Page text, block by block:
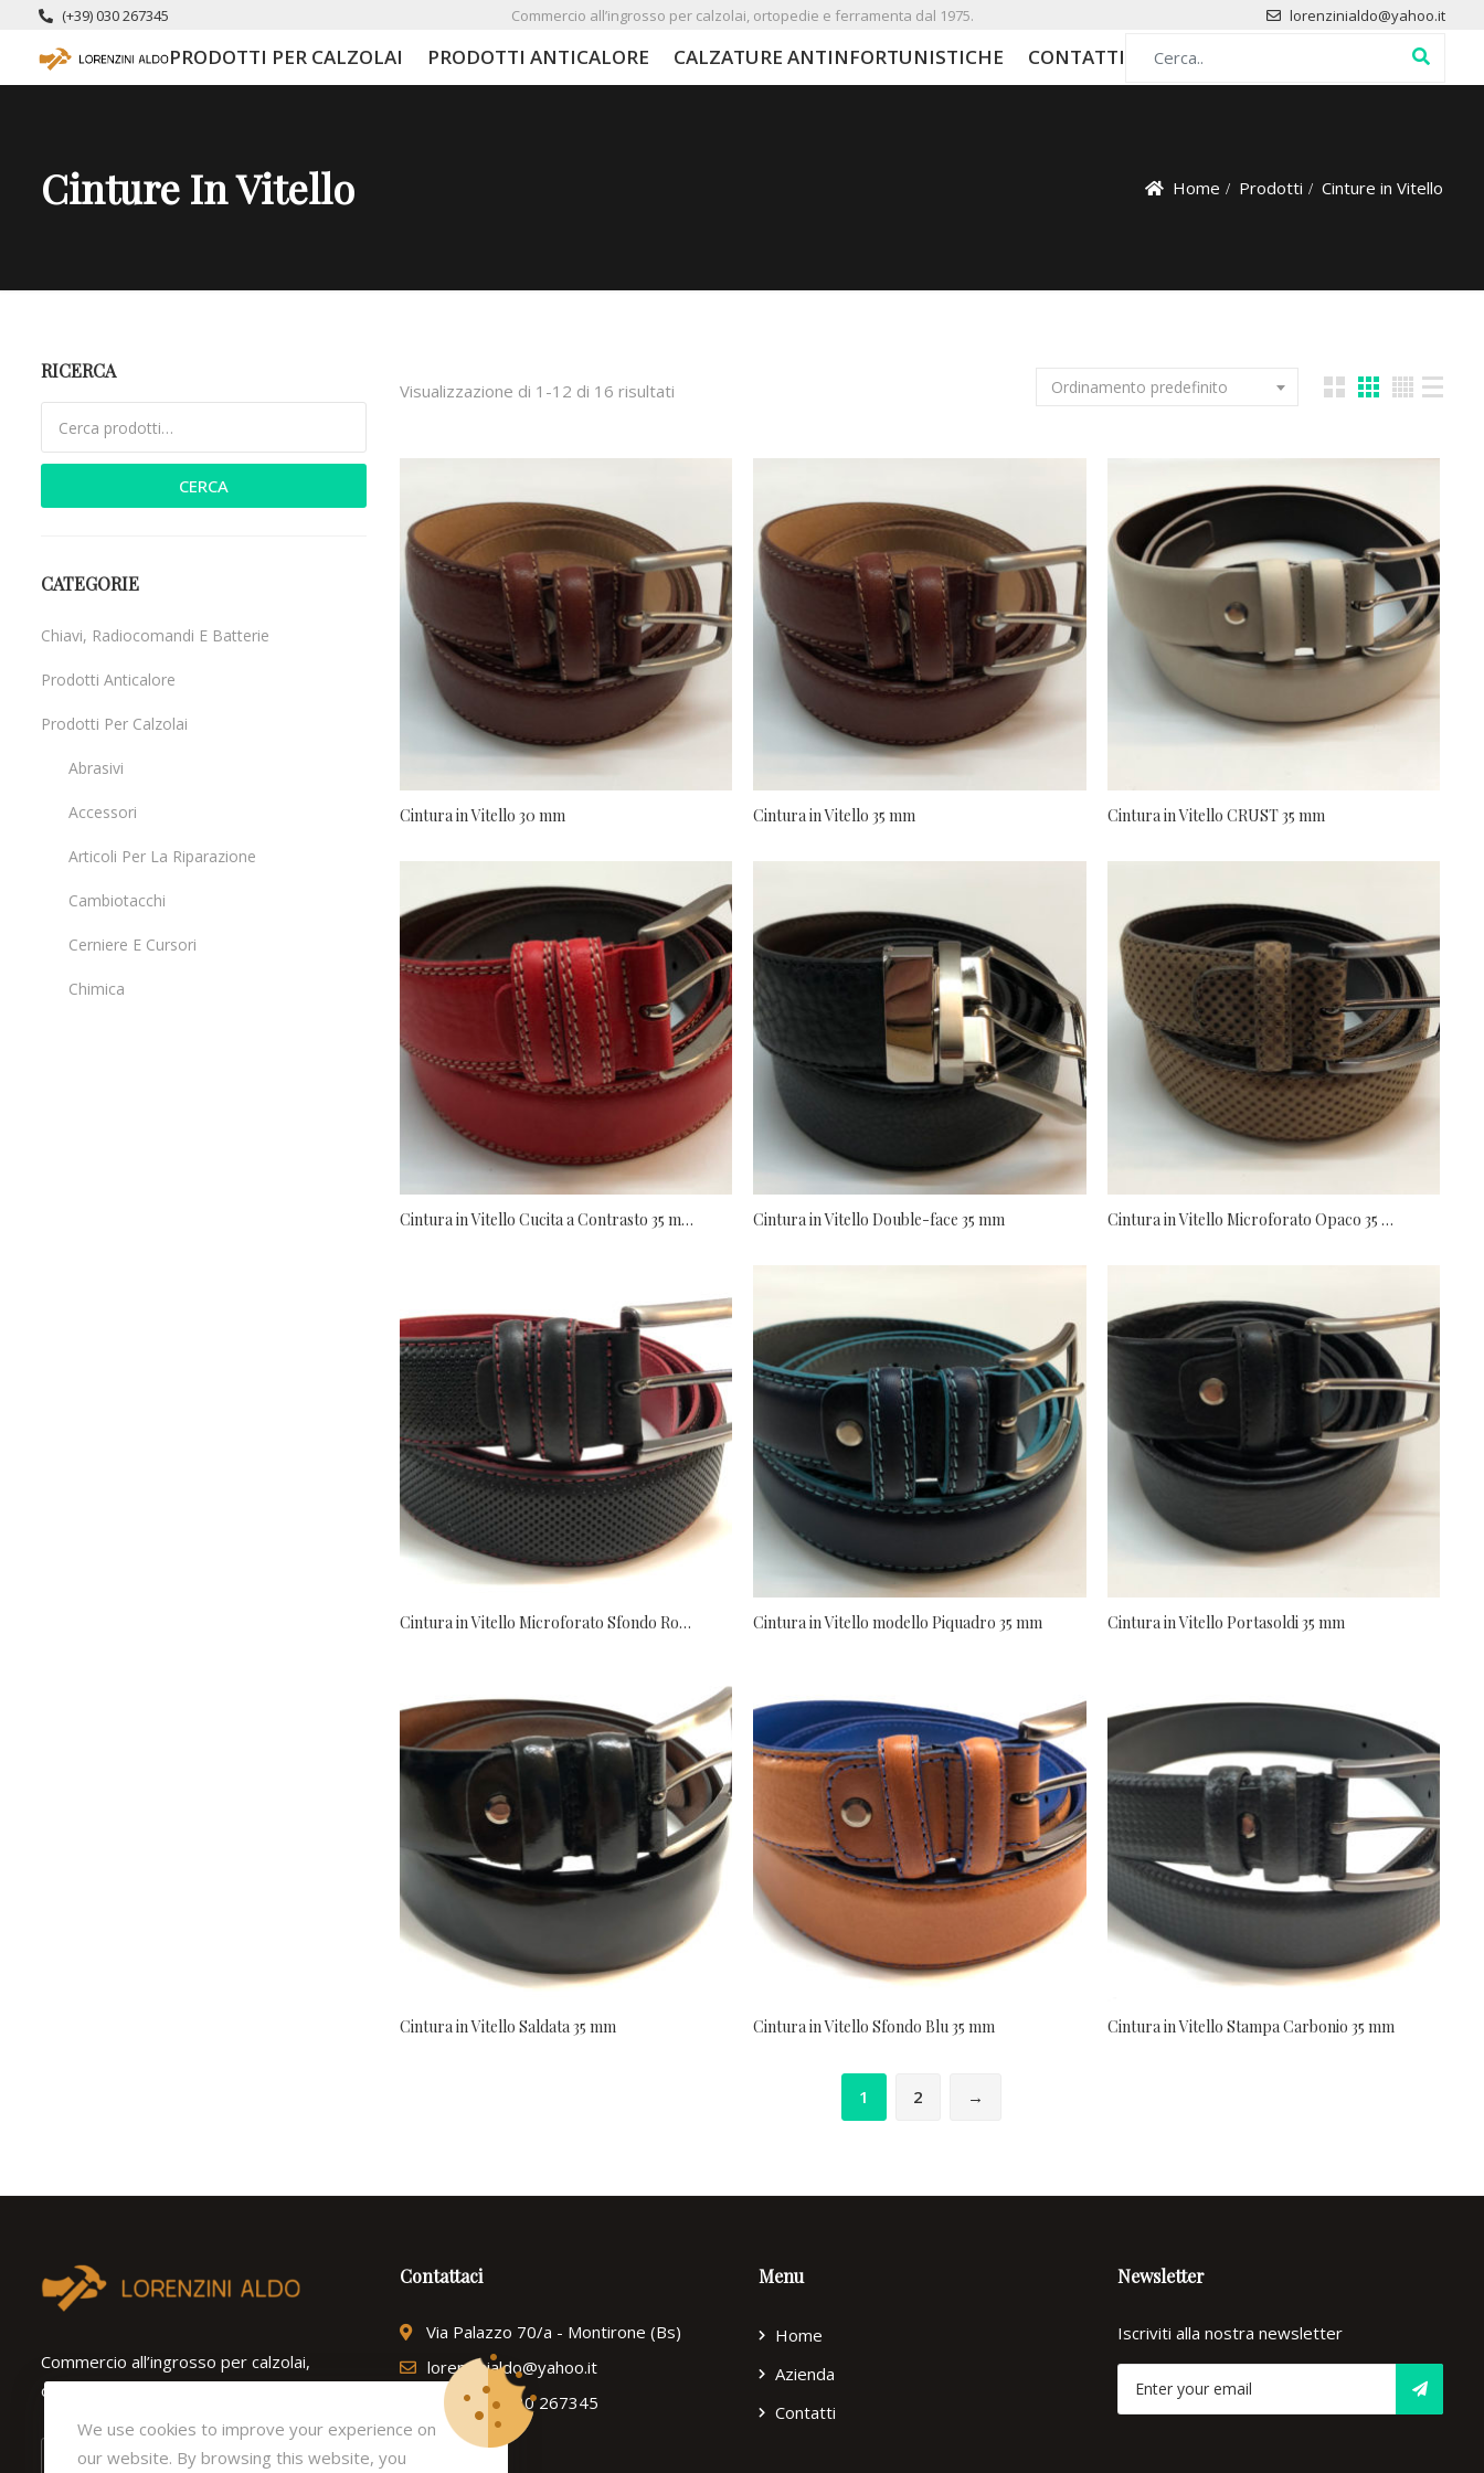
(+39) 030 267345 Commercio all’ingrosso per calzolai, ortopedie e ferramenta dal 1975. lorenzinialdo@yahoo.it
PRODOTTI PER CALZOLAI PRODOTTI ANTICALORE CALZATURE ANTINFORTUNISTICHE CONTATTI
Cinture In Vitello Home Prodotti Cinture in Vitello
RICERCA
CERCA
CATEGORIE
Chiavi, Radiocomandi E Batterie
Prodotti Anticalore
Prodotti Per Calzolai
Abrasivi
Accessori
Articoli Per La Riparazione
Cambiotacchi
Cerniere E Cursori
Chimica
Visualizzazione di 1-12 di 16 risultati Ordinamento predefinito
Cintura in Vitello 30 mm Cintura in Vitello 35 mm Cintura in Vitello CRUST 35 mm
Cintura in Vitello Cucita a Contrasto 35 mm Cintura in Vitello Double-face 35 mm Cintura in Vitello Microforato Opaco 35 mm
Cintura in Vitello Microforato Sfondo Rosso 35 mm Cintura in Vitello modello Piquadro 35 mm Cintura in Vitello Portasoldi 35 mm
Cintura in Vitello Saldata 35 mm Cintura in Vitello Sfondo Blu 35 mm Cintura in Vitello Stampa Carbonio 35 mm
1 2 →
Commercio all’ingrosso per calzolai,
ortopedie e ferramenta dal 1975.
Contattaci
Via Palazzo 70/a - Montirone (Bs)
lorenzinialdo@yahoo.it
Tel: (+39) 030 267345
Menu
Home
Azienda
Contatti
Newsletter
Iscriviti alla nostra newsletter
We use cookies to improve your experience on
our website. By browsing this website, you